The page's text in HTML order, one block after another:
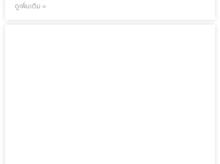
ดูเพิ่มเติม »